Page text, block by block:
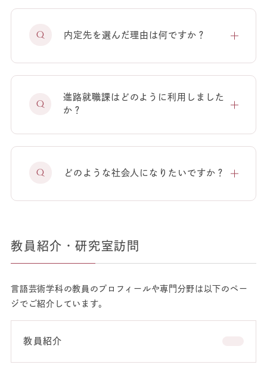
内定先を選んだ理由は何ですか？
進路就職課はどのように利用しました
か？
どのような社会人になりたいですか？
教員紹介・研究室訪問
言語芸術学科の教員のプロフィールや専門分野は以下のペー
ジでご紹介しています。
教員紹介